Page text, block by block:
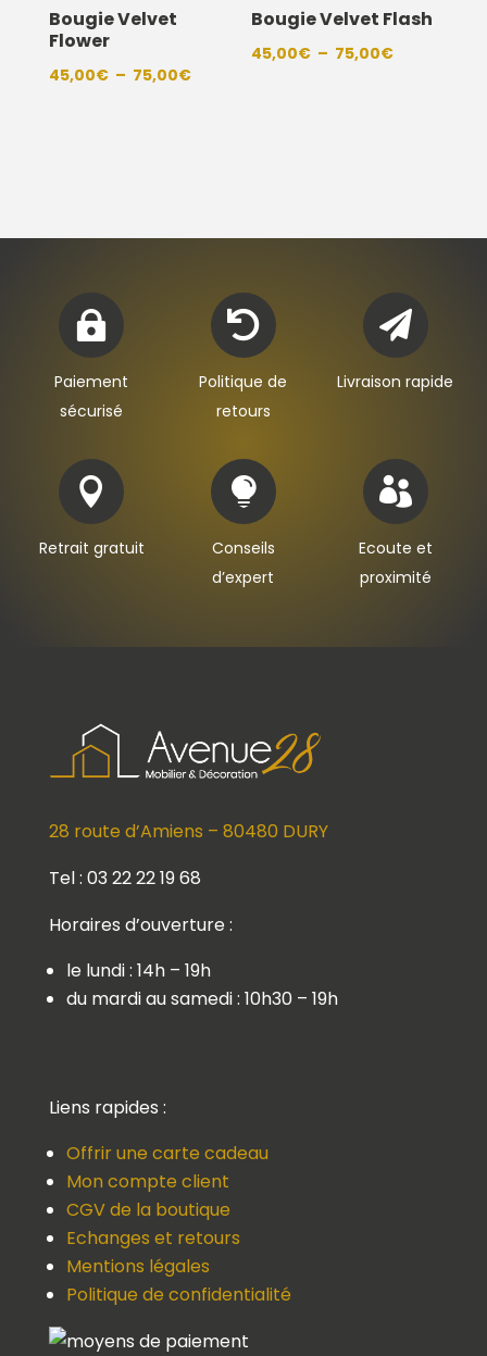
Bougie Velvet
Flower
45,00€ – 75,00€Plage
Bougie Velvet Flash
45,00€ – 75,00€Plage

Paiement
sécurisé

Politique de
retours

Livraison rapide

Retrait gratuit

Conseils
d’expert

Ecoute et
proximité
28 route d’Amiens – 80480 DURY
Tel : 03 22 22 19 68
Horaires d’ouverture :
le lundi : 14h – 19h
du mardi au samedi : 10h30 – 19h
Liens rapides :
Offrir une carte cadeau
Mon compte client
CGV de la boutique
Echanges et retours
Mentions légales
Politique de confidentialité